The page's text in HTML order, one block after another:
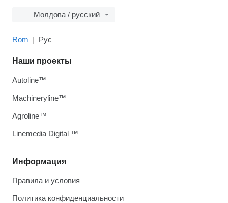
Молдова / русский
Rom Рус
Информация
Правила и условия
Политика конфиденциальности
Наши проекты
Autoline™
Machineryline™
Agroline™
Linemedia Digital ™